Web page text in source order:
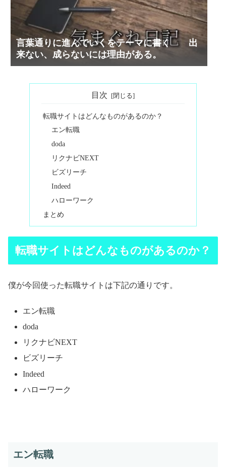
言葉通りに進んでいくをテーマに書く 出
来ない、成らないには理由がある。
目次
転職サイトはどんなものがあるのか？
エン転職
doda
リクナビNEXT
ビズリーチ
Indeed
ハローワーク
まとめ
転職サイトはどんなものがあるのか？
僕が今回使った転職サイトは下記の通りです。
エン転職
doda
リクナビNEXT
ビズリーチ
Indeed
ハローワーク
エン転職